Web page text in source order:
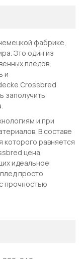
фабрике,
Это один из
пледов,
и
Crossbred
заполучить
и при
В составе
которого равняется
цена
идеальное
просто
прочностью